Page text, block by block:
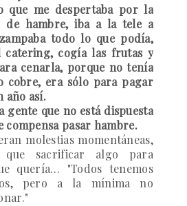
que me despertaba por la
de hambre, iba a la tele a
todo lo que podía,
catering, cogía las frutas y
cenarla, porque no tenía
cobre, era sólo para pagar
año así.
gente que no está dispuesta
compensa pasar hambre.
molestias momentáneas,
sacrificar algo para
quería… "Todos tenemos
pero a la mínima no